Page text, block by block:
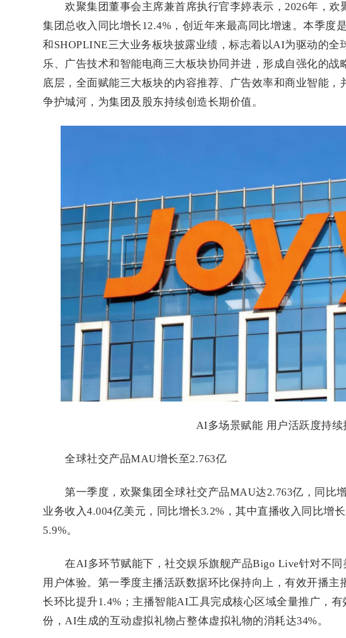
欢聚集团董事会主席兼首席执行官李婷表示，2026年，欢
集团总收入同比增长12.4%，创近年来最高同比增速。本季度
和SHOPLINE三大业务板块披露业绩，标志着以AI为驱动的全
乐、广告技术和智能电商三大板块协同并进，形成自强化的
底层，全面赋能三大板块的内容推荐、广告效率和商业智能，
争护城河，为集团及股东持续创造长期价值。
AI多场景赋能 用户活跃度持续
全球社交产品MAU增长至2.763亿
第一季度，欢聚集团全球社交产品MAU达2.763亿，同比
业务收入4.004亿美元，同比增长3.2%，其中直播收入同比增
5.9%。
在AI多环节赋能下，社交娱乐旗舰产品Bigo Live针对不同
用户体验。第一季度主播活跃数据环比保持向上，有效开播主
长环比提升1.4%；主播智能AI工具完成核心区域全量推广，
份，AI生成的互动虚拟礼物占整体虚拟礼物的消耗达34%。